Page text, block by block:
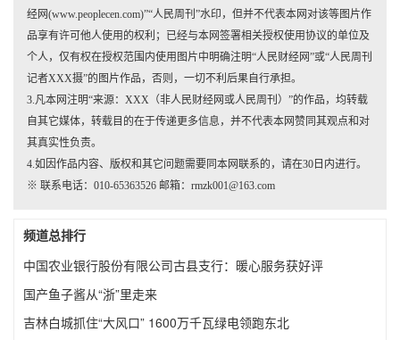
经网(www.peoplecen.com)”“人民周刊”水印，但并不代表本网对该等图片作
品享有许可他人使用的权利；已经与本网签署相关授权使用协议的单位及
个人，仅有权在授权范围内使用图片中明确注明“人民财经网”或“人民周刊
记者XXX摄”的图片作品，否则，一切不利后果自行承担。
3.凡本网注明“来源：XXX（非人民财经网或人民周刊）”的作品，均转载
自其它媒体，转载目的在于传递更多信息，并不代表本网赞同其观点和对
其真实性负责。
4.如因作品内容、版权和其它问题需要同本网联系的，请在30日内进行。
※ 联系电话：010-65363526 邮箱：rmzk001@163.com
频道总排行
中国农业银行股份有限公司古县支行：暖心服务获好评
国产鱼子酱从“浙”里走来
吉林白城抓住“大风口” 1600万千瓦绿电领跑东北